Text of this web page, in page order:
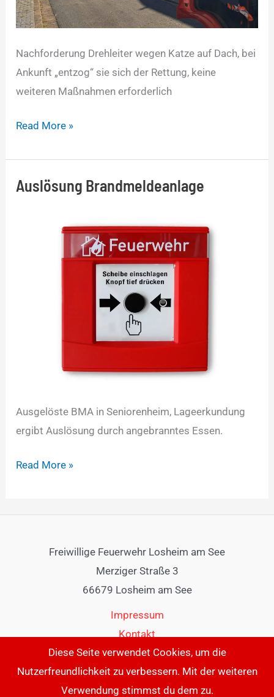
Nachforderung Drehleiter wegen Katze auf Dach, bei
Ankunft „entzog“ sie sich der Rettung, keine
weiteren Maßnahmen erforderlich
Read More »
Auslösung Brandmeldeanlage
Ausgelöste BMA in Seniorenheim, Lageerkundung
ergibt Auslösung durch angebranntes Essen.
Auslösung
Read More »
Freiwillige Feuerwehr Losheim am See
Merziger Straße 3
66679 Losheim am See
Impressum
Kontakt
Diese Seite verwendet Cookies, um die
Nutzerfreundlichkeit zu verbessern. Mit der weiteren
Verwendung stimmst du dem zu.